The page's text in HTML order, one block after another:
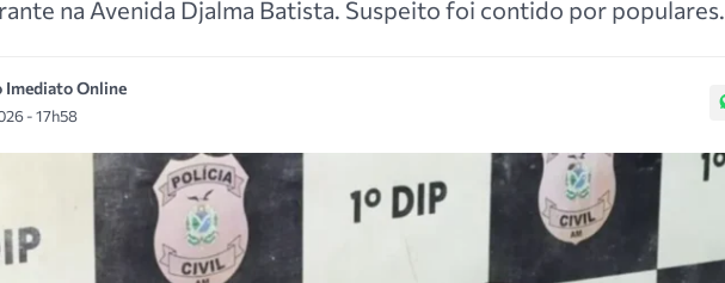
na Avenida Djalma Batista. Suspeito foi contido por populares.
Imediato Online
- 17h58